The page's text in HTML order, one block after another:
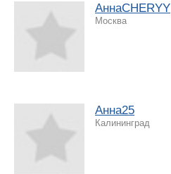
АннаCHERYY
Москва
Анна25
Калининград